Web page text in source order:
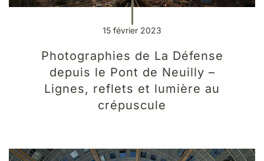
15 février 2023
Photographies de La Défense
depuis le Pont de Neuilly –
Lignes, reflets et lumière au
crépuscule